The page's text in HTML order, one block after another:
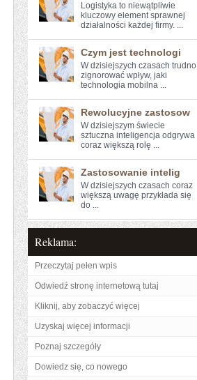
Logistyka to niewątpliwie
kluczowy element sprawnej
działalności każdej firmy. ...
Czym jest technologi
W dzisiejszych czasach‍ trudno
zignorować wpływ,‍ jaki‌
technologia mobilna ...
Rewolucyjne zastosow
W dzisiejszym świecie
sztuczna inteligencja‌ odgrywa
coraz większą​ rolę ...
Zastosowanie intelig
W dzisiejszych czasach coraz
‍większą​ uwagę ⁣przykłada się
do ...
Reklama:
Przeczytaj pełen wpis
Odwiedź stronę internetową tutaj
Kliknij, aby zobaczyć więcej
Uzyskaj więcej informacji
Poznaj szczegóły
Dowiedz się, co nowego